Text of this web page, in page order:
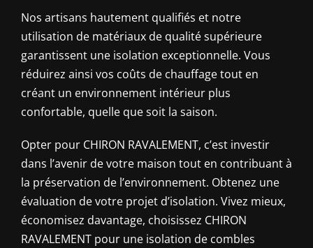
Nos artisans hautement qualifiés et notre
utilisation de matériaux de qualité supérieure
garantissent une isolation exceptionnelle. Vous
réduirez ainsi vos coûts de chauffage tout en
créant un environnement intérieur plus
confortable, quelle que soit la saison.
Opter pour CHIRON RAVALEMENT, c’est investir
dans l’avenir de votre maison tout en contribuant à
la préservation de l’environnement. Obtenez une
évaluation de votre projet d’isolation. Vivez mieux,
économisez davantage, choisissez CHIRON
RAVALEMENT pour une isolation de combles